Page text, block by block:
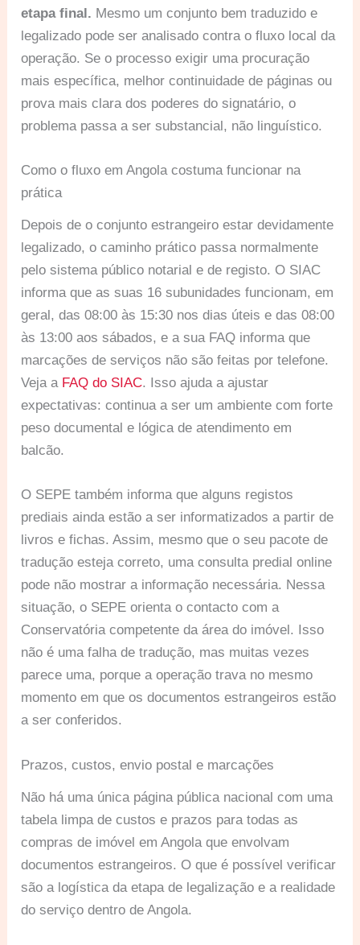
etapa final. Mesmo um conjunto bem traduzido e
legalizado pode ser analisado contra o fluxo local da
operação. Se o processo exigir uma procuração
mais específica, melhor continuidade de páginas ou
prova mais clara dos poderes do signatário, o
problema passa a ser substancial, não linguístico.
Como o fluxo em Angola costuma funcionar na
prática
Depois de o conjunto estrangeiro estar devidamente
legalizado, o caminho prático passa normalmente
pelo sistema público notarial e de registo. O SIAC
informa que as suas 16 subunidades funcionam, em
geral, das 08:00 às 15:30 nos dias úteis e das 08:00
às 13:00 aos sábados, e a sua FAQ informa que
marcações de serviços não são feitas por telefone.
Veja a FAQ do SIAC. Isso ajuda a ajustar
expectativas: continua a ser um ambiente com forte
peso documental e lógica de atendimento em
balcão.
O SEPE também informa que alguns registos
prediais ainda estão a ser informatizados a partir de
livros e fichas. Assim, mesmo que o seu pacote de
tradução esteja correto, uma consulta predial online
pode não mostrar a informação necessária. Nessa
situação, o SEPE orienta o contacto com a
Conservatória competente da área do imóvel. Isso
não é uma falha de tradução, mas muitas vezes
parece uma, porque a operação trava no mesmo
momento em que os documentos estrangeiros estão
a ser conferidos.
Prazos, custos, envio postal e marcações
Não há uma única página pública nacional com uma
tabela limpa de custos e prazos para todas as
compras de imóvel em Angola que envolvam
documentos estrangeiros. O que é possível verificar
são a logística da etapa de legalização e a realidade
do serviço dentro de Angola.